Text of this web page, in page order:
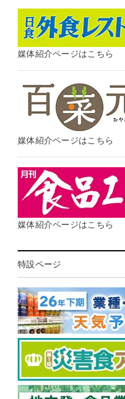
媒体紹介ページはこちら
媒体紹介ページはこちら
媒体紹介ページはこちら
特設ページ